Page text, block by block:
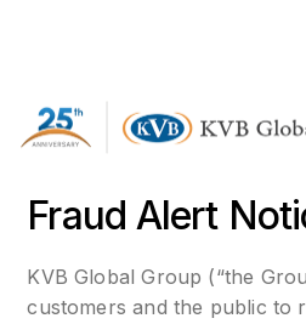
Fraud Alert
KVB Global Group (“the
customers and the public to